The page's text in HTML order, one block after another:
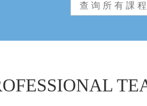
查询所有課程